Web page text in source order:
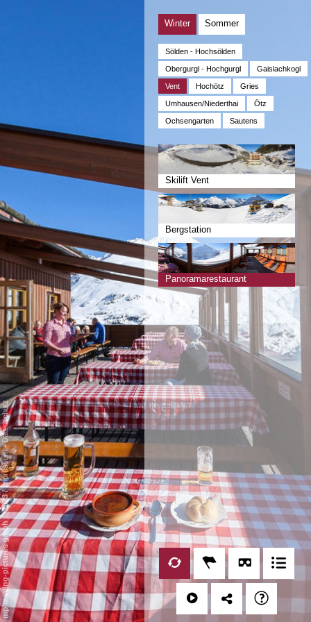
Winter Sommer
Sölden - Hochsölden
Obergurgl - Hochgurgl Gaislachkogl
Vent Hochötz Gries
Umhausen/Niederthai Ötz
Ochsengarten Sautens
Skilift Vent
Bergstation
Panoramarestaurant
mp moving-pictures gmbh © 2023
/
Impressum
-
Datenschutz